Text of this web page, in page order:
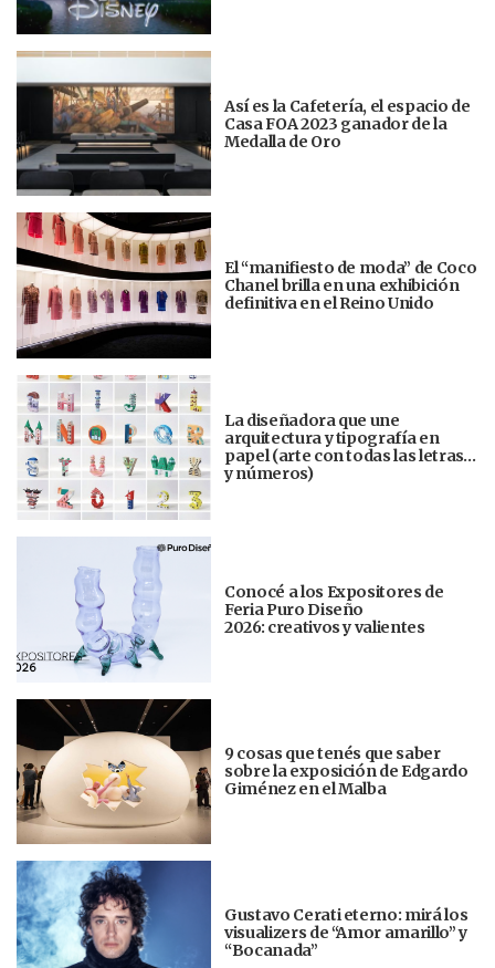
Así es la Cafetería, el espacio de
Casa FOA 2023 ganador de la
Medalla de Oro
El “manifiesto de moda” de Coco
Chanel brilla en una exhibición
definitiva en el Reino Unido
La diseñadora que une
arquitectura y tipografía en
papel (arte con todas las letras…
y números)
Conocé a los Expositores de
Feria Puro Diseño
2026: creativos y valientes
9 cosas que tenés que saber
sobre la exposición de Edgardo
Giménez en el Malba
Gustavo Cerati eterno: mirá los
visualizers de “Amor amarillo” y
“Bocanada”